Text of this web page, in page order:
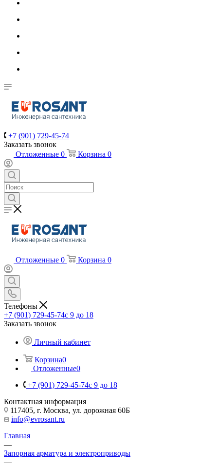
+7 (901) 729-45-74
Заказать звонок
Отложенные 0 Корзина 0
Отложенные 0 Корзина 0
Телефоны
+7 (901) 729-45-74c 9 до 18
Заказать звонок
Личный кабинет
Корзина0
Отложенные0
+7 (901) 729-45-74c 9 до 18
Контактная информация
117405, г. Москва, ул. дорожная 60Б
info@evrosant.ru
Главная
—
Запорная арматура и электроприводы
—